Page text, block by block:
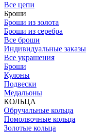
Все цепи
Броши
Броши из золота
Броши из серебра
Все броши
Индивидуальные заказы
Все украшения
Броши
Кулоны
Подвески
Медальоны
КОЛЬЦА
Обручальные кольца
Помолвочные кольца
Золотые кольца